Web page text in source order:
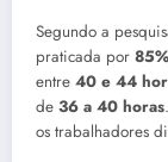
Segundo a
praticada por
entre 40 e 44
de 36 a 40 horas
os trabalhadores